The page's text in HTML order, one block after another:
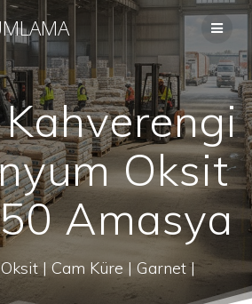
to
content
Kahverengi
Oksit
Amasya
| Cam Küre | Garnet |